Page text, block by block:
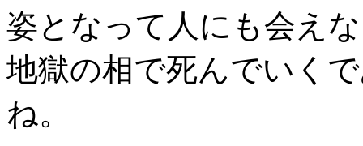
姿となって人にも会え
地獄の相で死んでいく
ね。